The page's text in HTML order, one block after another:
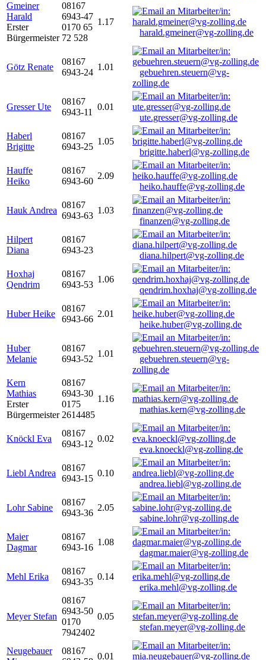
Gmeiner
Harald
Erster
Bürgermeister
08167
6943-47
0170 65
72 528
1.17
harald.gmeiner@vg-zolling.de
Götz Renate
08167
6943-24
1.01
gebuehren.steuern@vg-
zolling.de
Gresser Ute
08167
6943-11
0.01
ute.gresser@vg-zolling.de
Haberl
Brigitte
08167
6943-25
1.05
brigitte.haberl@vg-zolling.de
Hauffe
Heiko
08167
6943-60
2.09
heiko.hauffe@vg-zolling.de
Hauk Andrea
08167
6943-63
1.03
finanzen@vg-zolling.de
Hilpert
Diana
08167
6943-23
diana.hilpert@vg-zolling.de
Hoxhaj
Qendrim
08167
6943-53
1.06
qendrim.hoxhaj@vg-zolling.de
Huber Heike
08167
6943-66
2.01
heike.huber@vg-zolling.de
Huber
Melanie
08167
6943-52
1.01
gebuehren.steuern@vg-
zolling.de
Kern
Mathias
Erster
Bürgermeister
08167
6943-30
0175
2614485
1.16
mathias.kern@vg-zolling.de
Knöckl Eva
08167
6943-12
0.02
eva.knoeckl@vg-zolling.de
Liebl Andrea
08167
6943-15
0.10
andrea.liebl@vg-zolling.de
Lohr Sabine
08167
6943-36
2.05
sabine.lohr@vg-zolling.de
Maier
Dagmar
08167
6943-16
1.08
dagmar.maier@vg-zolling.de
Mehl Erika
08167
6943-35
0.14
erika.mehl@vg-zolling.de
Meyer Stefan
08167
6943-50
0170
7942402
0.05
stefan.meyer@vg-zolling.de
Neugebauer
08167
0.01